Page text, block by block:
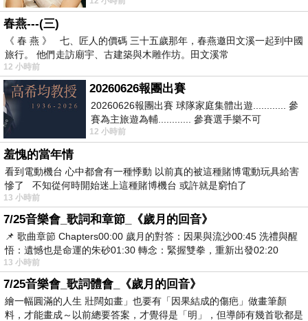
春燕---(三)
《 春 燕 》 七、匠人的價碼 三十五歲那年，春燕邀田文溪一起到中國
旅行。 他們走訪廟宇、古建築與木雕作坊。田文溪常
12 小時前
20260626報團出賽
20260626報團出賽 球隊家庭集體出遊............ 參
賽為主旅遊為輔............ 參賽選手樂不可
支............ 賽前旅遊
12 小時前
羞愧的當年情
看到電動機台 心中都會有一種悸動 以前真的被這種賭博電動玩具給害
慘了 不知從何時開始迷上這種賭博機台 或許就是窮怕了
13 小時前
7/25音樂會_歌詞和章節_《歲月的回音》
📌 歌曲章節 Chapters00:00​ 歲月的對答：因果與流沙00:45​ 洗禮與醒
悟：遺憾也是命運的朱砂01:30​ 轉念：緊握雙拳，重新出發02:20
13 小時前
7/25音樂會_歌詞體會_《歲月的回音》
繪一幅圓滿的人生 壯闊如畫」也要有「因果結成的傷疤」做畫筆顏
料，才能畫成～以前總要答案，才覺得是「明」，但導師有幾首歌都是